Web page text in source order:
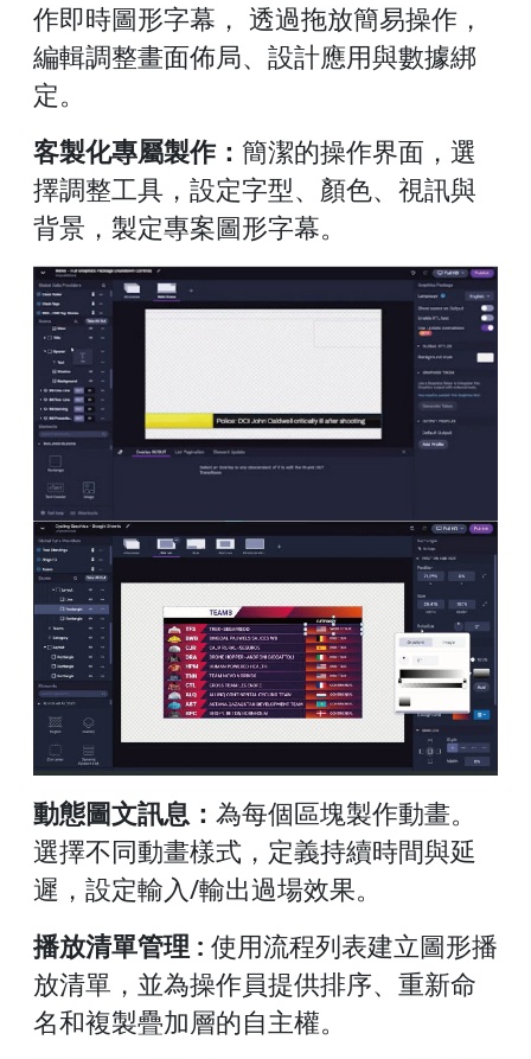
作即時圖形字幕， 透過拖放簡易操作，
編輯調整畫面佈局、設計應用與數據綁
定。
客製化專屬製作： 簡潔的操作界面，選
擇調整工具，設定字型、顏色、視訊與
背景，製定專案圖形字幕。
動態圖文訊息： 為每個區塊製作動畫。
選擇不同動畫樣式，定義持續時間與延
遲，設定輸入/輸出過場效果。
播放清單管理 : 使用流程列表建立圖形播
放清單，並為操作員提供排序、重新命
名和複製疊加層的自主權。